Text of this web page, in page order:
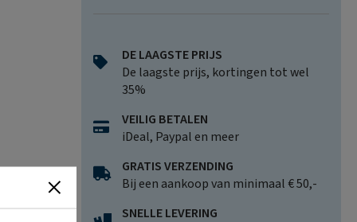
bij
DE LAAGSTE PRIJS
De laagste prijs, kortingen tot wel
35%
VEILIG BETALEN
iDeal, Paypal en meer
GRATIS VERZENDING
Bij een aankoop van minimaal € 50,-
SNELLE LEVERING